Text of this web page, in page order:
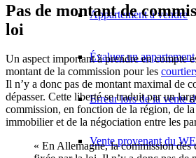
Appartement à vendre
Évaluer un appartement
Erreur lors de la vente
Vente provenant du
Pas de montant de
loi
Un aspect important à prendre en compte
montant de la commission pour les
Il n’y a donc pas de montant maximal de
dépasser. Cette liberté se traduit par un
commission, en fonction de la région, de
immobilier et de la négociation entre les
« En Allemagne, la commission des